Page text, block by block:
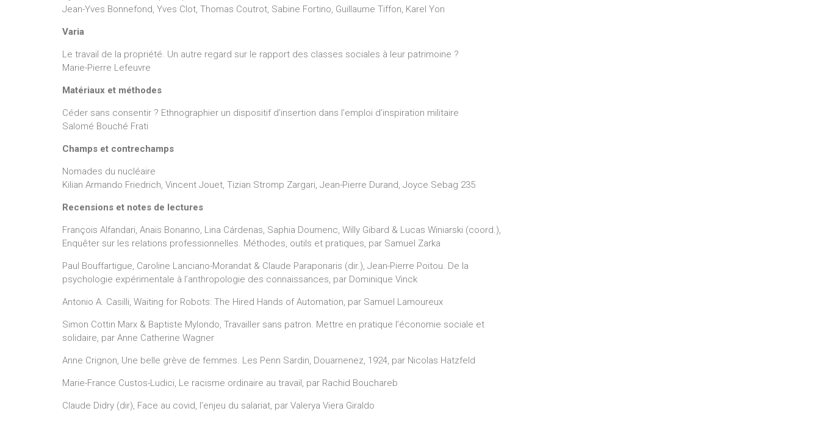
Jean-Yves Bonnefond, Yves Clot, Thomas Coutrot, Sabine Fortino, Guillaume Tiffon, Karel Yon
Varia
Le travail de la propriété. Un autre regard sur le rapport des classes sociales à leur patrimoine ?
Marie-Pierre Lefeuvre
Matériaux et méthodes
Céder sans consentir ? Ethnographier un dispositif d’insertion dans l’emploi d’inspiration militaire
Salomé Bouché Frati
Champs et contrechamps
Nomades du nucléaire
Kilian Armando Friedrich, Vincent Jouet, Tizian Stromp Zargari, Jean-Pierre Durand, Joyce Sebag 235
Recensions et notes de lectures
François Alfandari, Anaïs Bonanno, Lina Cárdenas, Saphia Doumenc, Willy Gibard & Lucas Winiarski (coord.),
Enquêter sur les relations professionnelles. Méthodes, outils et pratiques, par Samuel Zarka
Paul Bouffartigue, Caroline Lanciano-Morandat & Claude Paraponaris (dir.), Jean-Pierre Poitou. De la
psychologie expérimentale à l’anthropologie des connaissances, par Dominique Vinck
Antonio A. Casilli, Waiting for Robots: The Hired Hands of Automation, par Samuel Lamoureux
Simon Cottin Marx & Baptiste Mylondo, Travailler sans patron. Mettre en pratique l’économie sociale et
solidaire, par Anne Catherine Wagner
Anne Crignon, Une belle grève de femmes. Les Penn Sardin, Douarnenez, 1924, par Nicolas Hatzfeld
Marie-France Custos-Ludici, Le racisme ordinaire au travail, par Rachid Bouchareb
Claude Didry (dir), Face au covid, l’enjeu du salariat, par Valerya Viera Giraldo